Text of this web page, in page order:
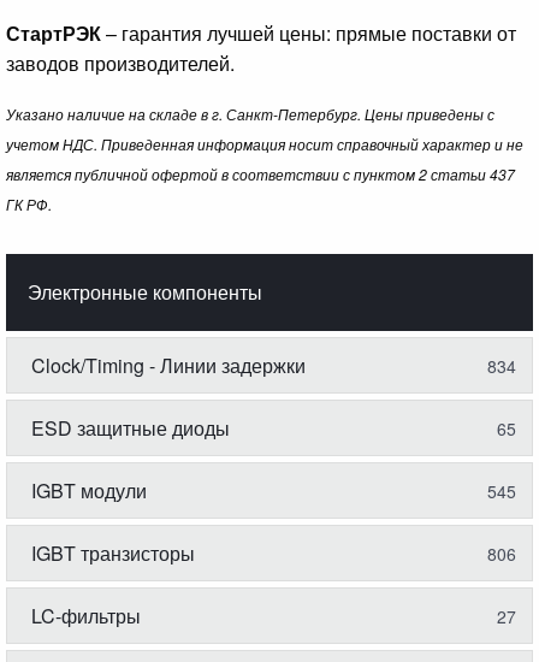
СтартРЭК– гарантия лучшей цены: прямые поставки от
заводов производителей.
Указано наличие на складе в г. Санкт-Петербург. Цены приведены с
учетом НДС. Приведенная информация носит справочный характер и не
является публичной офертой в соответствии с пунктом 2 статьи 437
ГК РФ.
Электронные компоненты
Clock/Timing - Линии задержки 834
ESD защитные диоды 65
IGBT модули 545
IGBT транзисторы 806
LC-фильтры 27